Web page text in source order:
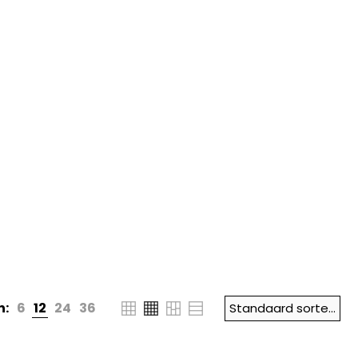
6 12 24 36